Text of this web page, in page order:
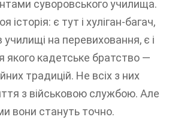
суворовського училища.
історія: є тут і хуліган-багач,
училищі на перевиховання, є і
якого кадетське братство —
традицій. Не всіх з них
з військовою службою. Але
вони стануть точно.